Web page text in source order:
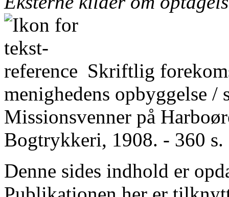
Skriftlig
menighedens opbyggelse /
Missionsvenner på
Bogtrykkeri, 1908. - 360 s.
Denne sides indhold er